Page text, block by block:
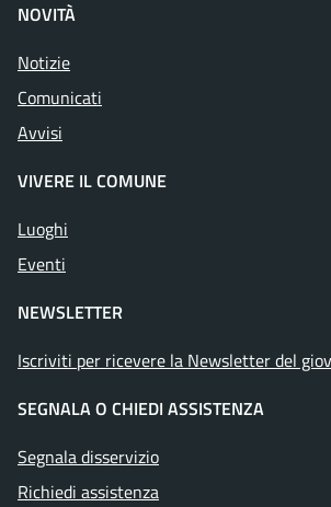
NOVITÀ
Notizie
Comunicati
Avvisi
VIVERE IL COMUNE
Luoghi
Eventi
NEWSLETTER
Iscriviti per ricevere la Newsletter del
SEGNALA O CHIEDI ASSISTENZA
Segnala disservizio
Richiedi assistenza